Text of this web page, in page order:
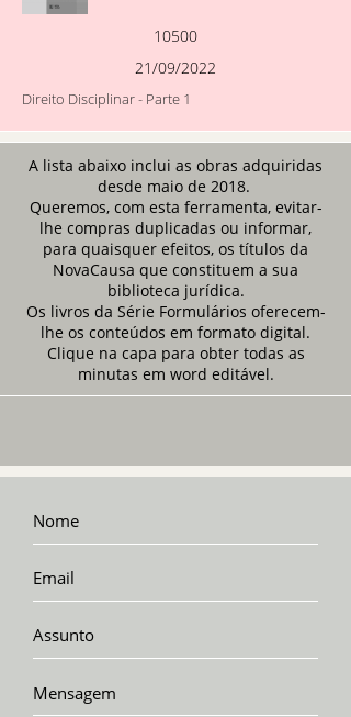
10500
21/09/2022
Direito Disciplinar - Parte 1
A lista abaixo inclui as obras adquiridas
desde maio de 2018.
Queremos, com esta ferramenta, evitar-
lhe compras duplicadas ou informar,
para quaisquer efeitos, os títulos da
NovaCausa que constituem a sua
biblioteca jurídica.
Os livros da Série Formulários oferecem-
lhe os conteúdos em formato digital.
Clique na capa para obter todas as
minutas em word editável.